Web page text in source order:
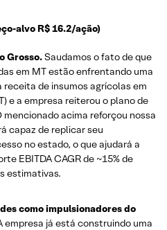
alvo R$ 16.2/ação)
Grosso.Saudamos o fato de que
em MT estão enfrentando uma
receita de insumos agrícolas em
e a empresa reiterou o plano de
acima reforçou nossa
capaz de replicar seu
no estado, o que ajudará a
EBITDA CAGR de ~15% de
estimativas.
como impulsionadores do
empresa já está construindo uma